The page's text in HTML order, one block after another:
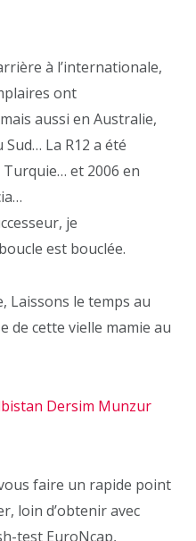
à l’internationale,
ont
aussi en Australie,
La R12 a été
Turquie… et 2006 en
je
est bouclée.
Laissons le temps au
de cette vielle mamie au
faire un rapide point
loin d’obtenir avec
test EuroNcap,